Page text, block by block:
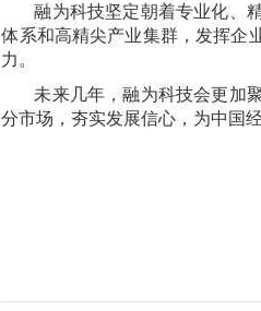
融为科技坚定朝着专业化、
体系和高精尖产业集群，发挥企
力。
未来几年，融为科技会更加
分市场，夯实发展信心，为中国